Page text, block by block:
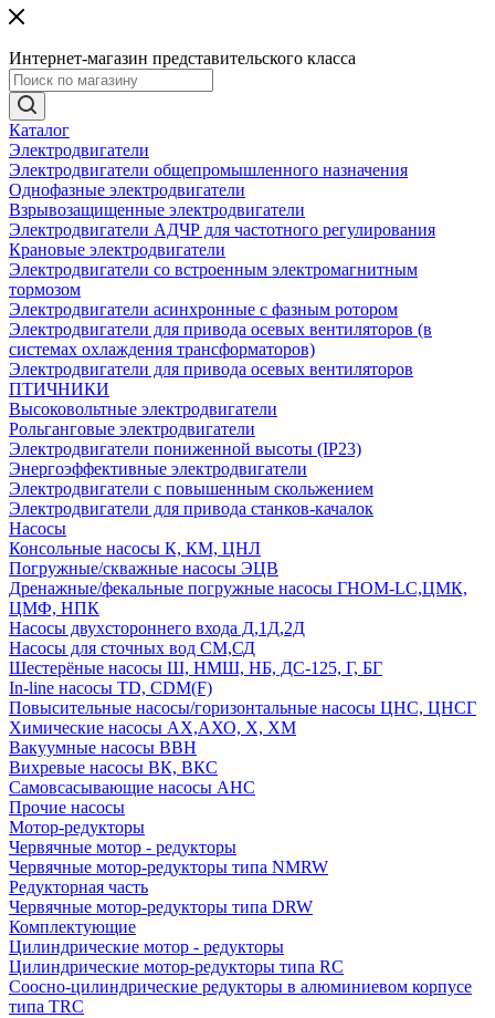
Интернет-магазин представительского класса
Каталог
Электродвигатели
Электродвигатели общепромышленного назначения
Однофазные электродвигатели
Взрывозащищенные электродвигатели
Электродвигатели АДЧР для частотного регулирования
Крановые электродвигатели
Электродвигатели со встроенным электромагнитным
тормозом
Электродвигатели асинхронные с фазным ротором
Электродвигатели для привода осевых вентиляторов (в
системах охлаждения трансформаторов)
Электродвигатели для привода осевых вентиляторов
ПТИЧНИКИ
Высоковольтные электродвигатели
Рольганговые электродвигатели
Электродвигатели пониженной высоты (IP23)
Энергоэффективные электродвигатели
Электродвигатели с повышенным скольжением
Электродвигатели для привода станков-качалок
Насосы
Консольные насосы К, КМ, ЦНЛ
Погружные/скважные насосы ЭЦВ
Дренажные/фекальные погружные насосы ГНОМ-LC,ЦМК,
ЦМФ, НПК
Насосы двухстороннего входа Д,1Д,2Д
Насосы для сточных вод СМ,СД
Шестерёные насосы Ш, НМШ, НБ, ДС-125, Г, БГ
In-line насосы TD, CDM(F)
Повысительные насосы/горизонтальные насосы ЦНС, ЦНСГ
Химические насосы АХ,АХО, Х, ХМ
Вакуумные насосы ВВН
Вихревые насосы ВК, ВКС
Самовсасывающие насосы АНС
Прочие насосы
Мотор-редукторы
Червячные мотор - редукторы
Червячные мотор-редукторы типа NMRW
Редукторная часть
Червячные мотор-редукторы типа DRW
Комплектующие
Цилиндрические мотор - редукторы
Цилиндрические мотор-редукторы типа RC
Соосно-цилиндрические редукторы в алюминиевом корпусе
типа TRC